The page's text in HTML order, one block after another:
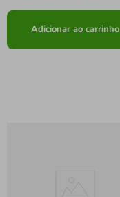
Adicionar ao carrinho